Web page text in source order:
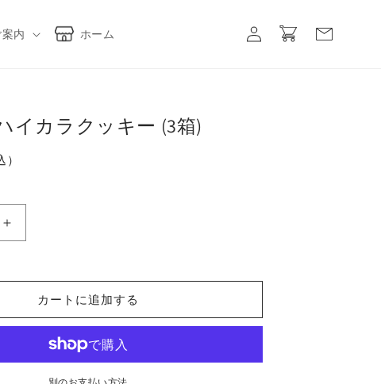
案内 ホーム
グ
イ
ー
イカラクッキー (3箱)
）
か
イ
ラ
カートに追加する